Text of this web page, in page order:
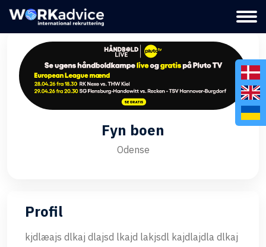
Fyn boen
Odense
Profil
kjdlæajs dlkaj dlajsd lkajd lakjsdl kajdlajdla dlkaj